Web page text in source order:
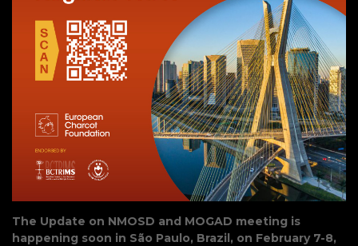
The Update on NMOSD and MOGAD meeting is
happening soon in São Paulo, Brazil, on February 7-8,